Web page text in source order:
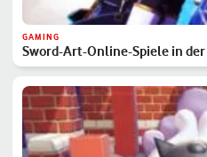
GAMING
Sword-Art-Online-Spiele in